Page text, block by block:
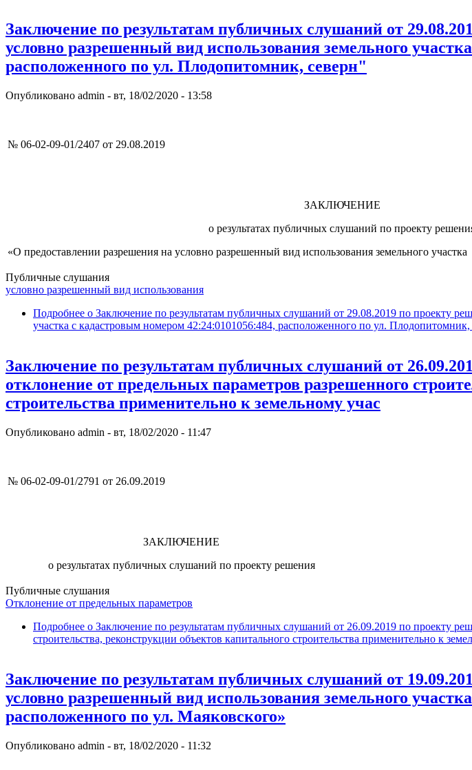
Заключение по результатам публичных слушаний от
условно разрешенный вид использования земельного
расположенного по ул. Плодопитомник, северн"
Опубликовано admin - вт, 18/02/2020 - 13:58
№ 06-02-09-01/2407 от 29.08.2019
ЗАКЛЮЧЕНИЕ
о результатах публичных слушаний по проекту
«О предоставлении разрешения на условно разрешенный вид использования земельного
Публичные слушания
условно разрешенный вид использования
Подробнее о Заключение по результатам публичных слушаний от 29.08.2019 по проекту
участка с кадастровым номером 42:24:0101056:484, расположенного по ул. Плодопитомник,
Заключение по результатам публичных слушаний от
отклонение от предельных параметров разрешенного
строительства применительно к земельному учас
Опубликовано admin - вт, 18/02/2020 - 11:47
№ 06-02-09-01/2791 от 26.09.2019
ЗАКЛЮЧЕНИЕ
о результатах публичных слушаний по проекту решения
Публичные слушания
Отклонение от предельных параметров
Подробнее о Заключение по результатам публичных слушаний от 26.09.2019 по проекту
строительства, реконструкции объектов капитального строительства применительно к
Заключение по результатам публичных слушаний от
условно разрешенный вид использования земельного
расположенного по ул. Маяковского»
Опубликовано admin - вт, 18/02/2020 - 11:32